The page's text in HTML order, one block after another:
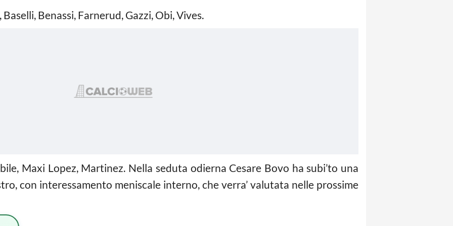
Benassi, Farnerud, Gazzi, Obi, Vives.
Maxi Lopez, Martinez. Nella seduta odierna Cesare Bovo ha subi’to una
con interessamento meniscale interno, che verra’ valutata nelle prossime